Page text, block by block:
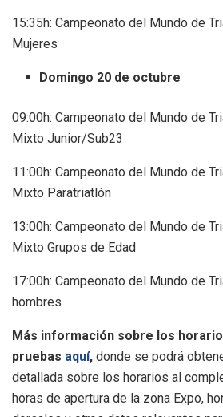
15:35h: Campeonato del Mundo de
Mujeres
Domingo 20 de octubre
09:00h: Campeonato del Mundo de
Mixto Junior/Sub23
11:00h: Campeonato del Mundo de
Mixto Paratriatlón
13:00h: Campeonato del Mundo de
Mixto Grupos de Edad
17:00h: Campeonato del Mundo de
hombres
Más información sobre los
pruebas aquí, donde se podrá
detallada sobre los horarios al
horas de apertura de la zona Expo,